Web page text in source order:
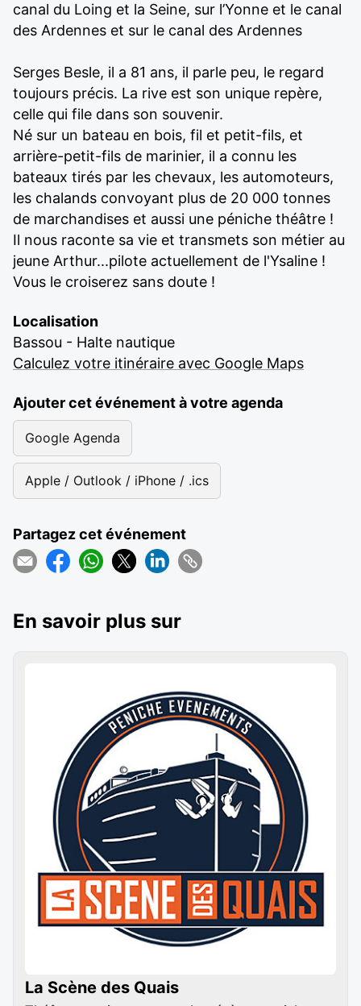
canal du Loing et la Seine, sur l’Yonne et le canal
des Ardennes et sur le canal des Ardennes
Serges Besle, il a 81 ans, il parle peu, le regard
toujours précis. La rive est son unique repère,
celle qui file dans son souvenir.
Né sur un bateau en bois, fil et petit-fils, et
arrière-petit-fils de marinier, il a connu les
bateaux tirés par les chevaux, les automoteurs,
les chalands convoyant plus de 20 000 tonnes
de marchandises et aussi une péniche théâtre !
Il nous raconte sa vie et transmets son métier au
jeune Arthur...pilote actuellement de l'Ysaline !
Vous le croiserez sans doute !
Localisation
Bassou - Halte nautique
Calculez votre itinéraire avec Google Maps
Ajouter cet événement à votre agenda
Google Agenda
Apple / Outlook / iPhone / .ics
Partagez cet événement
En savoir plus sur
La Scène des Quais